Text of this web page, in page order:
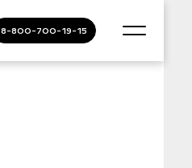
8-800-700-19-15